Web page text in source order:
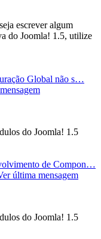
escrever algum
do Joomla! 1.5, utilize
Global não s…
do Joomla! 1.5
de Compon…
última mensagem
do Joomla! 1.5